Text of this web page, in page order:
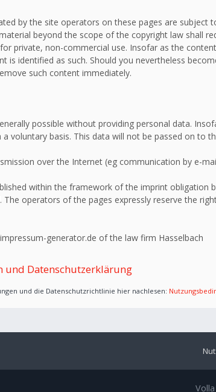
by the site operators on these pages are
beyond the scope of the copyright law shall
private, non-commercial use. Insofar as the
is identified as such. Should you nevertheless
such content immediately.
possible without providing personal data.
voluntary basis. This data will not be passed on to
over the Internet (eg communication by e-
within the framework of the imprint
The operators of the pages expressly reserve the
generator.de of the law firm Hasselbach
und Datenschutzerklärung
und die Datenschutzrichtlinie hier nachlesen: